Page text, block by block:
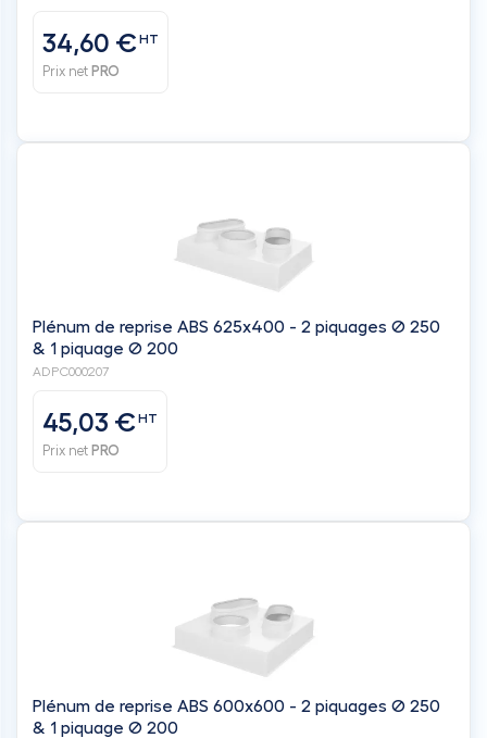
34,60 €HT
Prix net PRO
Plénum de reprise ABS 625x400 - 2 piquages Ø 250
& 1 piquage Ø 200
ADPC000207
45,03 €HT
Prix net PRO
Plénum de reprise ABS 600x600 - 2 piquages Ø 250
& 1 piquage Ø 200